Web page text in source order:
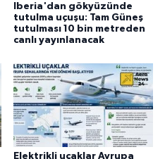
Iberia'dan gökyüzünde
tutulma uçuşu: Tam Güneş
tutulması 10 bin metreden
canlı yayınlanacak
Elektrikli uçaklar Avrupa